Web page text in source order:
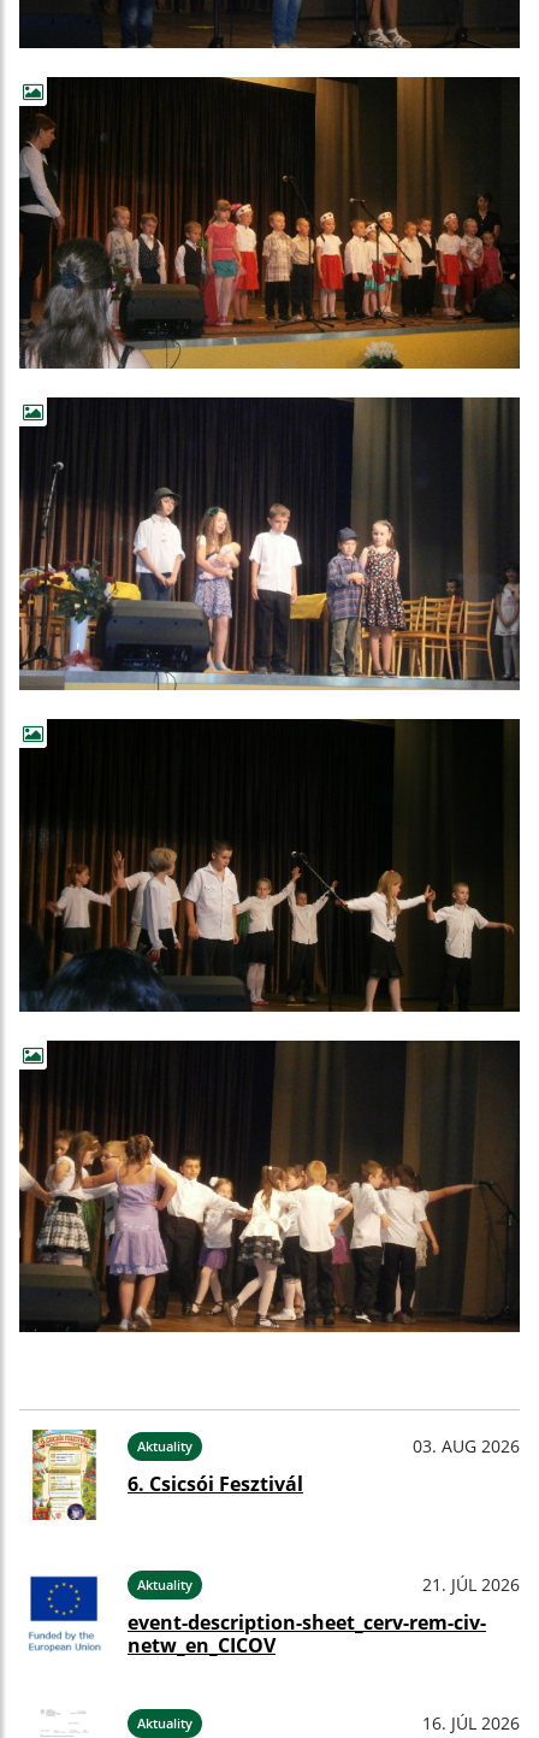
Aktuality 03. AUG 2026
6. Csicsói Fesztivál
Aktuality 21. JÚL 2026
event-description-sheet_cerv-rem-civ-
netw_en_CICOV
Aktuality 16. JÚL 2026